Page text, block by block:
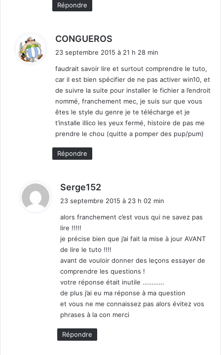
Répondre
CONGUEROS
:
23 septembre 2015 à 21 h 28 min
faudrait savoir lire et surtout comprendre le tuto,
car il est bien spécifier de ne pas activer win10, et
de suivre la suite pour installer le fichier a l’endroit
nommé, franchement mec, je suis sur que vous
êtes le style du genre je te télécharge et je
t’installe illico les yeux fermé, histoire de pas me
prendre le chou (quitte a pomper des pup/pum)
Répondre
Serge152
23 septembre 2015 à 23 h 02 min
alors franchement c’est vous qui ne savez pas
lire !!!!!
je précise bien que j’ai fait la mise à jour AVANT
de lire le tuto !!!!
avant de vouloir donner des leçons essayer de
comprendre les questions !
votre réponse était inutile …………
de plus j’ai eu ma réponse à ma question
et vous ne me connaissez pas alors évitez vos
phrases à la con merci
Répondre